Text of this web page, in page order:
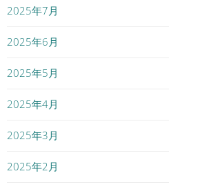
2025年7月
2025年6月
2025年5月
2025年4月
2025年3月
2025年2月